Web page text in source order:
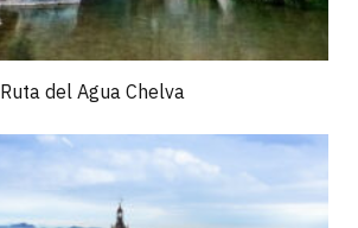
Ruta del Agua Chelva